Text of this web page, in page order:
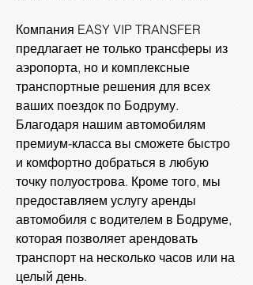
Компания EASY VIP TRANSFER
предлагает не только трансферы из
аэропорта, но и комплексные
транспортные решения для всех
ваших поездок по Бодруму.
Благодаря нашим автомобилям
премиум-класса вы сможете быстро
и комфортно добраться в любую
точку полуострова. Кроме того, мы
предоставляем услугу аренды
автомобиля с водителем в Бодруме,
которая позволяет арендовать
транспорт на несколько часов или на
целый день.